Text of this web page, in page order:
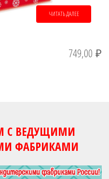
ЧИТАТЬ ДАЛЕЕ
749,00 ₽
С ВЕДУЩИМИ
ФАБРИКАМИ